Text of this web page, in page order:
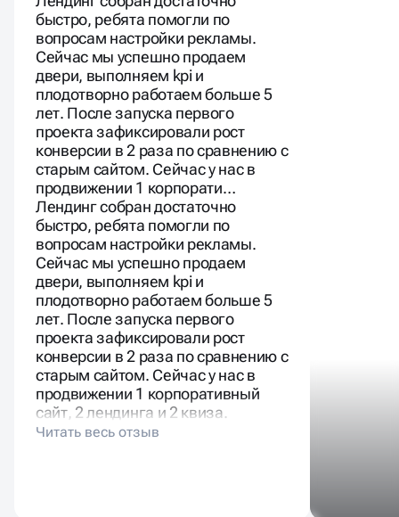
Лендинг собран достаточно
быстро, ребята помогли по
вопросам настройки рекламы.
Сейчас мы успешно продаем
двери, выполняем kpi и
плодотворно работаем больше 5
лет. После запуска первого
проекта зафиксировали рост
конверсии в 2 раза по сравнению с
старым сайтом. Сейчас у нас в
продвижении 1 корпорати…
Лендинг собран достаточно
быстро, ребята помогли по
вопросам настройки рекламы.
Сейчас мы успешно продаем
двери, выполняем kpi и
плодотворно работаем больше 5
лет. После запуска первого
проекта зафиксировали рост
конверсии в 2 раза по сравнению с
старым сайтом. Сейчас у нас в
продвижении 1 корпоративный
сайт, 2 лендинга и 2 квиза.